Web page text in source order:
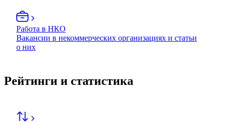
Работа в НКО
Вакансии в некоммерческих организациях и статьи
о них
Рейтинги и статистика